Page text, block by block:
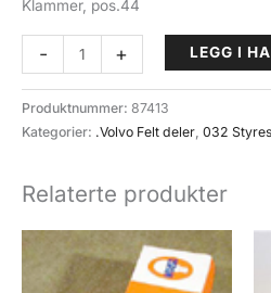
Klammer, pos.44
-
Klammer,
feste
(032-
044)styresnekke
felt
+ LEGG I
Produktnummer: 87413
Kategorier: .Volvo Felt deler 032
Relaterte produkter